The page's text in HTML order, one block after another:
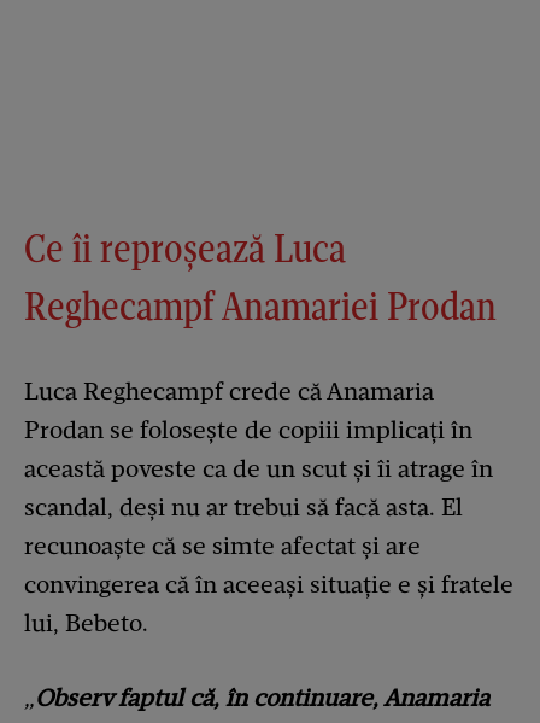
Ce îi reproșează Luca
Reghecampf Anamariei Prodan
Luca Reghecampf crede că Anamaria
Prodan se folosește de copiii implicați în
această poveste ca de un scut și îi atrage în
scandal, deși nu ar trebui să facă asta. El
recunoaște că se simte afectat și are
convingerea că în aceeași situație e și fratele
lui, Bebeto.
„Observ faptul că, în continuare, Anamaria